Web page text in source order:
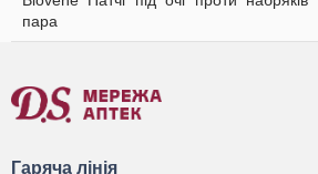
пара
Гаряча лінія